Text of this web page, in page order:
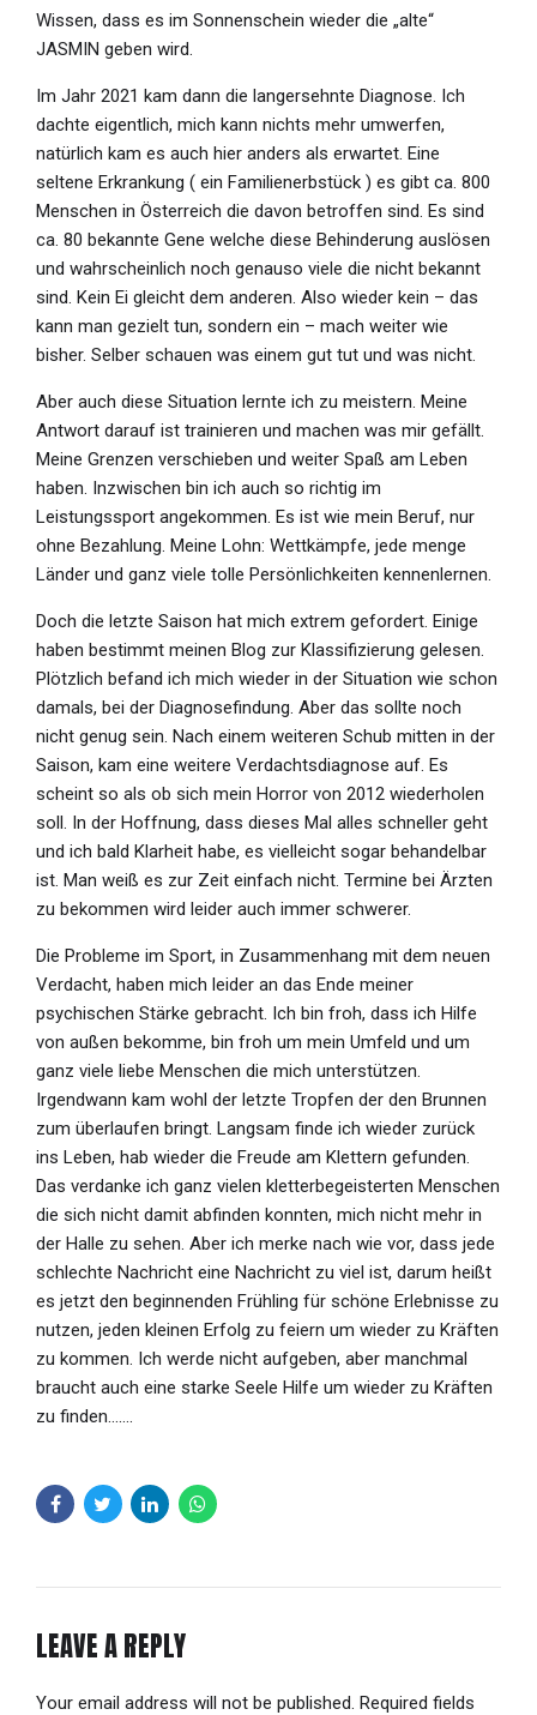
Wissen, dass es im Sonnenschein wieder die „alte“
JASMIN geben wird.
Im Jahr 2021 kam dann die langersehnte Diagnose. Ich
dachte eigentlich, mich kann nichts mehr umwerfen,
natürlich kam es auch hier anders als erwartet. Eine
seltene Erkrankung ( ein Familienerbstück ) es gibt ca. 800
Menschen in Österreich die davon betroffen sind. Es sind
ca. 80 bekannte Gene welche diese Behinderung auslösen
und wahrscheinlich noch genauso viele die nicht bekannt
sind. Kein Ei gleicht dem anderen. Also wieder kein – das
kann man gezielt tun, sondern ein – mach weiter wie
bisher. Selber schauen was einem gut tut und was nicht.
Aber auch diese Situation lernte ich zu meistern. Meine
Antwort darauf ist trainieren und machen was mir gefällt.
Meine Grenzen verschieben und weiter Spaß am Leben
haben. Inzwischen bin ich auch so richtig im
Leistungssport angekommen. Es ist wie mein Beruf, nur
ohne Bezahlung. Meine Lohn: Wettkämpfe, jede menge
Länder und ganz viele tolle Persönlichkeiten kennenlernen.
Doch die letzte Saison hat mich extrem gefordert. Einige
haben bestimmt meinen Blog zur Klassifizierung gelesen.
Plötzlich befand ich mich wieder in der Situation wie schon
damals, bei der Diagnosefindung. Aber das sollte noch
nicht genug sein. Nach einem weiteren Schub mitten in der
Saison, kam eine weitere Verdachtsdiagnose auf. Es
scheint so als ob sich mein Horror von 2012 wiederholen
soll. In der Hoffnung, dass dieses Mal alles schneller geht
und ich bald Klarheit habe, es vielleicht sogar behandelbar
ist. Man weiß es zur Zeit einfach nicht. Termine bei Ärzten
zu bekommen wird leider auch immer schwerer.
Die Probleme im Sport, in Zusammenhang mit dem neuen
Verdacht, haben mich leider an das Ende meiner
psychischen Stärke gebracht. Ich bin froh, dass ich Hilfe
von außen bekomme, bin froh um mein Umfeld und um
ganz viele liebe Menschen die mich unterstützen.
Irgendwann kam wohl der letzte Tropfen der den Brunnen
zum überlaufen bringt. Langsam finde ich wieder zurück
ins Leben, hab wieder die Freude am Klettern gefunden.
Das verdanke ich ganz vielen kletterbegeisterten Menschen
die sich nicht damit abfinden konnten, mich nicht mehr in
der Halle zu sehen. Aber ich merke nach wie vor, dass jede
schlechte Nachricht eine Nachricht zu viel ist, darum heißt
es jetzt den beginnenden Frühling für schöne Erlebnisse zu
nutzen, jeden kleinen Erfolg zu feiern um wieder zu Kräften
zu kommen. Ich werde nicht aufgeben, aber manchmal
braucht auch eine starke Seele Hilfe um wieder zu Kräften
zu finden…….
LEAVE A REPLY
Your email address will not be published. Required fields